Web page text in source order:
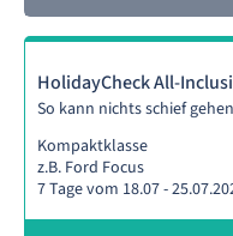
HolidayCheck All-
So kann nichts schief
Kompaktklasse
z.B. Ford Focus
7 Tage vom 18.07 -